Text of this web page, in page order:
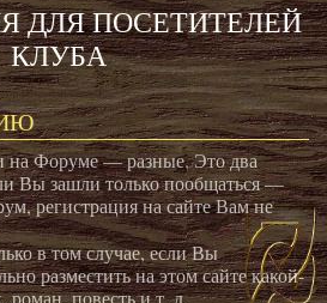
ДЛЯ ПОСЕТИТЕЛЕЙ
КЛУБА
на Форуме — разные. Это два
Вы зашли только пообщаться —
регистрация на сайте Вам не
в том случае, если Вы
разместить на этом сайте какой-